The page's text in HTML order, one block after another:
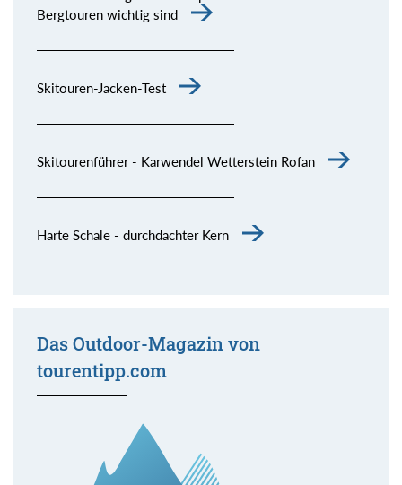
Bergtouren wichtig sind
Skitouren-Jacken-Test
Skitourenführer - Karwendel Wetterstein Rofan
Harte Schale - durchdachter Kern
Das Outdoor-Magazin von
tourentipp.com